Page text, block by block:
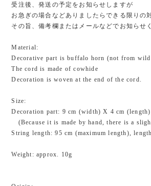
受注後、発送の予定をお知らせしますが
お急ぎの場合などありましたらできる限りの
その旨、備考欄またはメールなどでお知らせ
Material:
Decorative part is buffalo horn (not from wild
The cord is made of cowhide
Decoration is woven at the end of the cord.
Size:
Decoration part: 9 cm (width) X 4 cm
(Because it is made by hand, there is a
String length: 95 cm (maximum length), length
Weight: approx. 10g